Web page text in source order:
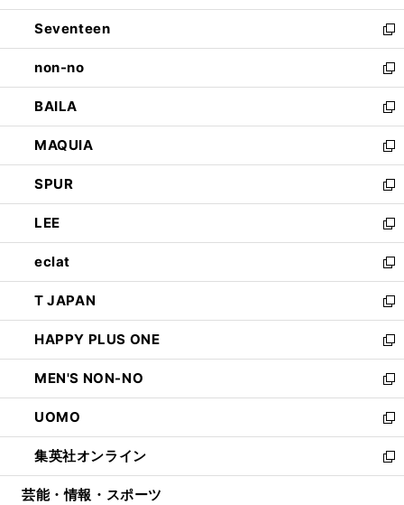
開
く
ウ
で
開
く
ン
ド
ウ
で
開
く
Seventeen
新
し
い
ウ
ィ
ン
ド
ウ
で
開
く
non-no
新
し
い
ウ
ィ
ン
ド
ウ
で
開
く
BAILA
新
し
い
ウ
ィ
ン
ド
ウ
で
開
く
MAQUIA
新
し
い
ウ
ィ
ン
ド
ウ
で
開
く
SPUR
新
し
い
ウ
ィ
ン
ド
ウ
で
開
く
LEE
新
し
い
ウ
ィ
ン
ド
ウ
で
開
く
eclat
新
し
い
ウ
ィ
ン
ド
ウ
で
開
く
T JAPAN
新
し
い
ウ
ィ
ン
ド
ウ
で
開
HAPPY PLUS ONE
新
し
い
ウ
ィ
ン
ド
ウ
MEN'S NON-NO
新
し
い
ウ
ィ
ン
UOMO
新
し
い
ウ
集英社オンライン
新
し
芸能・情報・スポーツ